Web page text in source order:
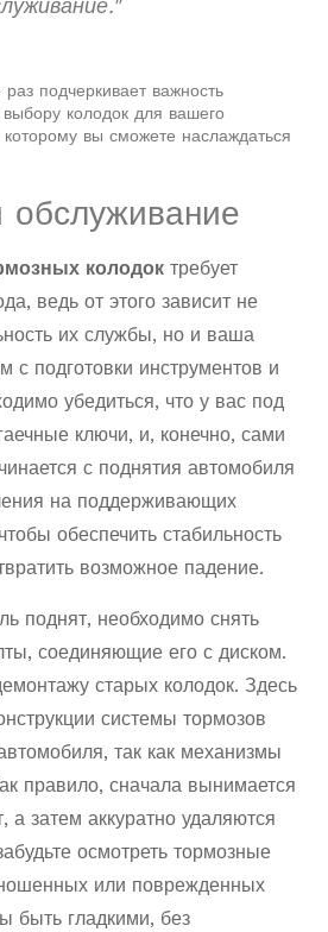
подчеркивает важность
колодок для вашего
вы сможете наслаждаться
обслуживание
колодок требует
ведь от этого зависит не
их службы, но и ваша
с подготовки инструментов и
убедиться, что у вас под
ключи, и, конечно, сами
с поднятия автомобиля
на поддерживающих
обеспечить стабильность
возможное падение.
поднят, необходимо снять
соединяющие его с диском.
старых колодок. Здесь
системы тормозов
так как механизмы
правило, сначала вынимается
затем аккуратно удаляются
осмотреть тормозные
или поврежденных
быть гладкими, без